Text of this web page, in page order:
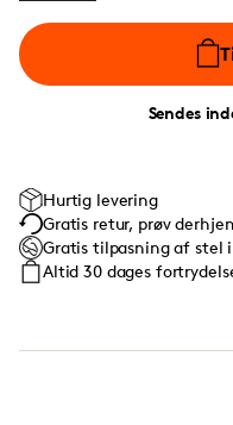
Sendes
Hurtig levering
Gratis retur, prøv
Gratis tilpasning af stel
Altid 30 dages